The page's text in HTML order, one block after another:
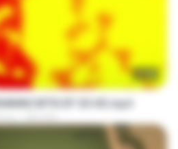
EP 05 HD.mp4
SEIJOS